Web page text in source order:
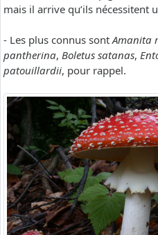
mais il arrive qu’ils nécessitent
- Les plus connus sontAmanita
pantherina, Boletus satanas,
patouillardii, pour rappel.